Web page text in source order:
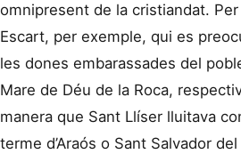
omnipresent de la cristiandat.
Escart, per exemple, qui es
les dones embarassades del
Mare de Déu de la Roca,
manera que Sant Llíser lluitava
terme d’Araós o Sant Salvador